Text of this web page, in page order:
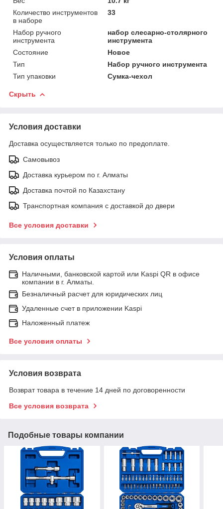
Количество инструментов
в наборе
33
Набор ручного
инструмента
набор слесарно-столярного
инструмента
Состояние
Новое
Тип
Набор ручного инструмента
Тип упаковки
Сумка-чехол
Скрыть
Условия доставки
Доставка осуществляется только по предоплате.
Самовывоз
Доставка курьером по г. Алматы
Доставка почтой по Казахстану
Транспортная компания с доставкой до двери
Все условия доставки
Условия оплаты
Наличными, банковской картой или Kaspi QR в офисе
компании в г. Алматы.
Безналичный расчет для юридических лиц
Удаленные счет в приложении Kaspi
Наложенный платеж
Все условия оплаты
Условия возврата
Возврат товара в течение 14 дней по договоренности
Все условия возврата
Подобные товары компании